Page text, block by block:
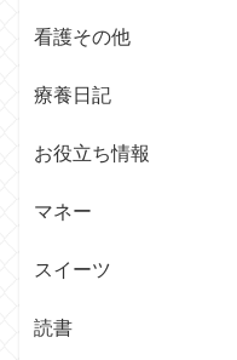
看護その他
療養日記
お役立ち情報
マネー
スイーツ
読書